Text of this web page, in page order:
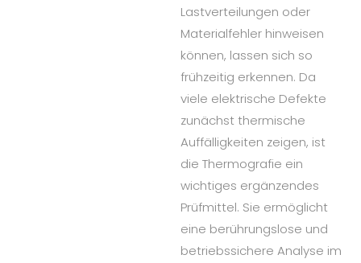
Lastverteilungen oder
Materialfehler hinweisen
können, lassen sich so
frühzeitig erkennen. Da
viele elektrische Defekte
zunächst thermische
Auffälligkeiten zeigen, ist
die Thermografie ein
wichtiges ergänzendes
Prüfmittel. Sie ermöglicht
eine berührungslose und
betriebssichere Analyse im